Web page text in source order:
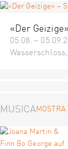
«Der
05.08. –
MUSICAMOSTRA